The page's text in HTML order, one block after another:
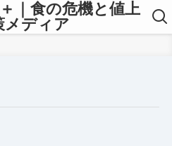
｜食の危機と値上
メディア